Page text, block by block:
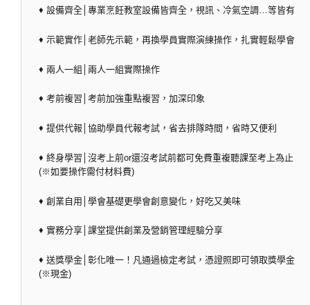
♦ 設備齊全│專業烹飪教室設備皆齊全，視訊、冷氣空調…等皆有
♦ 示範實作│老師先示範，再換學員實際演練操作，扎實輕鬆學會
♦ 兩人一組│兩人一組實際操作
♦ 考前複習│考前加強重點複習，加深印象
♦ 提供代報│協助學員代報考試，省去排隊時間，省時又便利
♦ 終身學習│沒考上前or還沒考試前都可免費重複聽課至考上為止
(※如要操作需付材料費)
♦ 創業自用│學會基礎更學會創意變化，好吃又美味
♦ 實務分享│課堂提供創業及營銷管理經驗分享
♦ 送獎學金│彰化唯一！凡通過檢定考試，憑證照即可領取獎學金
(※現金)